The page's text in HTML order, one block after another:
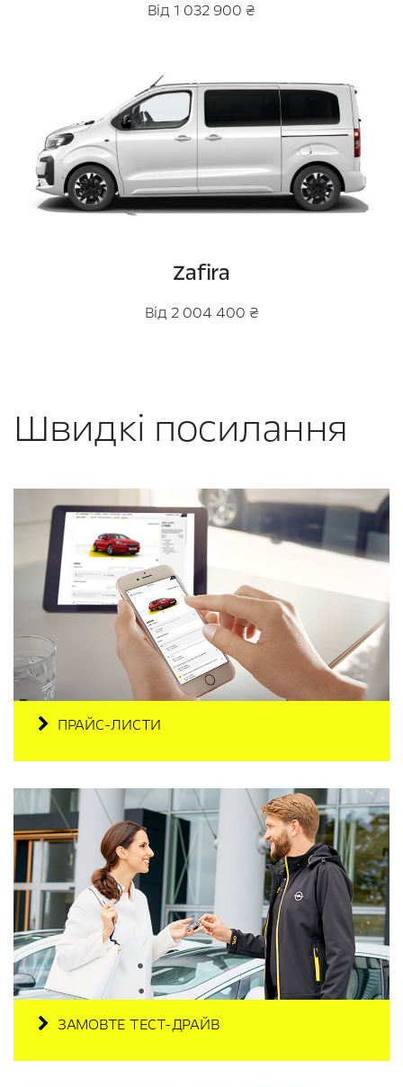
Від 1 032 900 ₴
Zafira
Від 2 004 400 ₴
Швидкі посилання
ПРАЙС-ЛИСТИ
ЗАМОВТЕ ТЕСТ-ДРАЙВ